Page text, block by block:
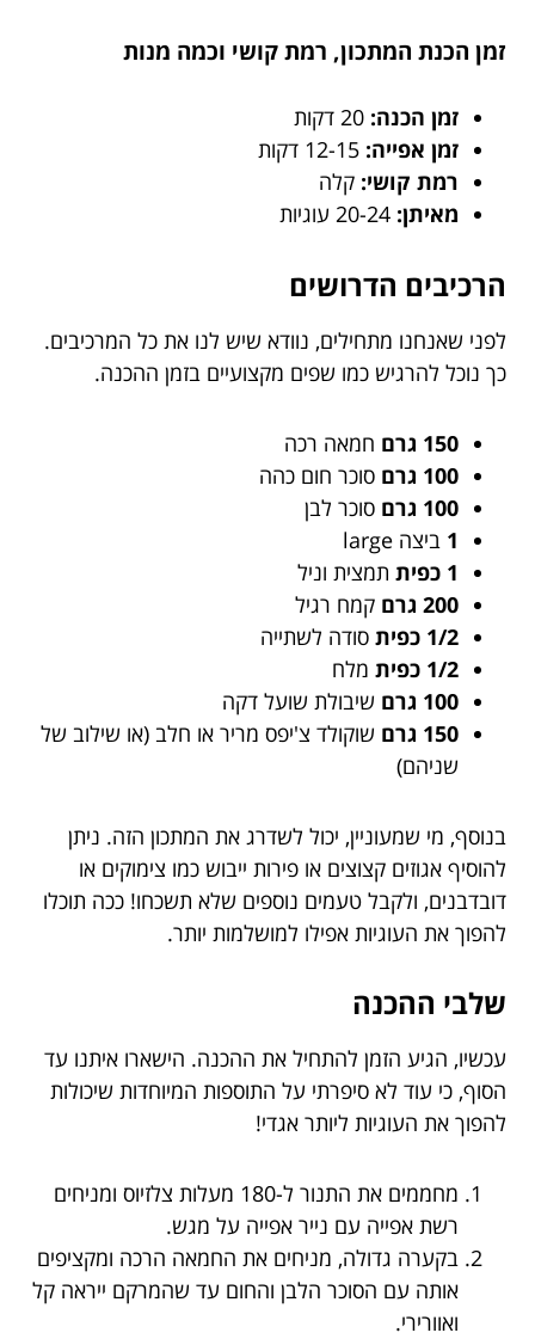
זמן הכנת המתכון, רמת קושי וכמה מנות
זמן הכנה:
זמן אפייה:
רמת קושי: קלה
מאיתן:
הרכיבים הדרושים
לפני שאנחנו מתחילים, נוודא שיש לנו את כל המרכיבים.
כך נוכל להרגיש כמו שפים מקצועיים בזמן ההכנה.
150 גרם
חמאה רכה
100 גרם
סוכר חום כהה
100 גרם
סוכר לבן
1 ביצה large
1 כפית
תמצית וניל
200 גרם
קמח רגיל
1/2 כפית
סודה לשתייה
1/2 כפית
מלח
100 גרם
שיבולת שועל דקה
150 גרם
שוקולד צ'יפס מריר או חלב (או שילוב של
שניהם)
בנוסף, מי שמעוניין, יכול לשדרג את המתכון הזה. ניתן
להוסיף אגוזים קצוצים או פירות ייבוש כמו צימוקים או
דובדבנים, ולקבל טעמים נוספים שלא תשכחו! ככה תוכלו
להפוך את העוגיות אפילו למושלמות יותר.
שלבי ההכנה
עכשיו, הגיע הזמן להתחיל את ההכנה. הישארו איתנו עד
הסוף, כי עוד לא סיפרתי על התוספות המיוחדות שיכולות
להפוך את העוגיות ליותר אגדי!
מחממים את התנור ל-180 מעלות צלזיוס ומניחים
רשת אפייה עם נייר אפייה על מגש.
בקערה גדולה, מניחים את החמאה הרכה ומקציפים
אותה עם הסוכר הלבן והחום עד שהמרקם ייראה קל
ואוורירי.